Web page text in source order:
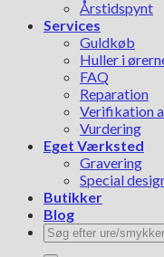
Årstidspynt
Services
Guldkøb
Huller i
FAQ
Reparation
Verifikation
Vurdering
Eget Værksted
Gravering
Special
Butikker
Blog
Søg
efter: